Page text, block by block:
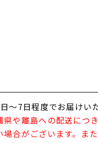
～7日程度でお届けいた
や離島への配送につ
合がございます。ま